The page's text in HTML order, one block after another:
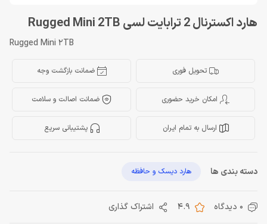
هارد اکسترنال 2 ترابایت لسی Rugged Mini 2TB
Rugged Mini 2TB
تحویل فوری ضمانت بازگشت وجه
امکان خرید حضوری ضمانت اصالت و سلامت
ارسال به تمام ایران پشتیبانی سریع
دسته بندی ها هارد دیسک و حافظه
0 دیدگاه 4.9 اشتراک گذاری